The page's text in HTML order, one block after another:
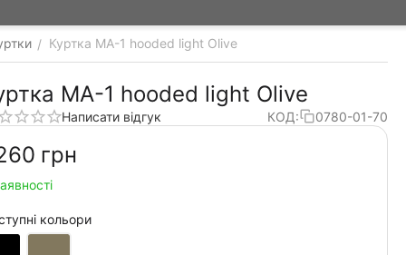
/ Куртка MA-1 hooded light Olive
MA-1 hooded light Olive
Написати відгук КОД: 0780-01-70
грн
кольори